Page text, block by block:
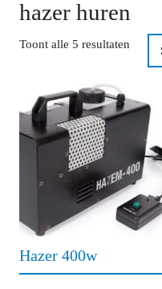
hazer huren
Toont alle 5 resultaten
laag
naar
hoog
Hazer 400w